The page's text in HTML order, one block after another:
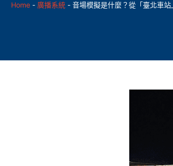
Home - 廣播系統 - 音場模擬是什麼？從「臺北車站